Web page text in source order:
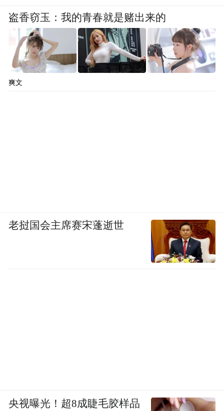
盗香窃玉：我的青春就是赌出来的
爽文
老挝国会主席赛宋蓬逝世
央视曝光！超8成睫毛胶样品